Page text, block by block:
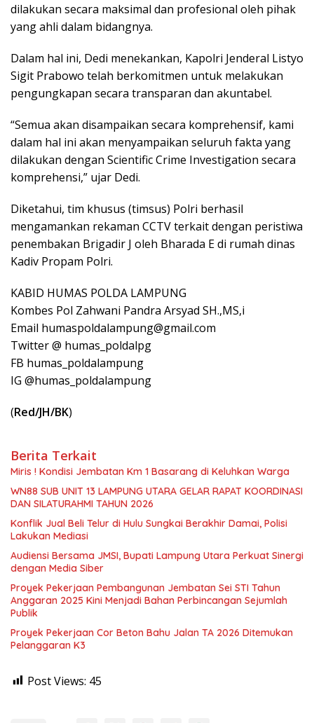
dilakukan secara maksimal dan profesional oleh pihak
yang ahli dalam bidangnya.
Dalam hal ini, Dedi menekankan, Kapolri Jenderal Listyo
Sigit Prabowo telah berkomitmen untuk melakukan
pengungkapan secara transparan dan akuntabel.
“Semua akan disampaikan secara komprehensif, kami
dalam hal ini akan menyampaikan seluruh fakta yang
dilakukan dengan Scientific Crime Investigation secara
komprehensi,” ujar Dedi.
Diketahui, tim khusus (timsus) Polri berhasil
mengamankan rekaman CCTV terkait dengan peristiwa
penembakan Brigadir J oleh Bharada E di rumah dinas
Kadiv Propam Polri.
KABID HUMAS POLDA LAMPUNG
Kombes Pol Zahwani Pandra Arsyad SH.,MS,i
Email humaspoldalampung@gmail.com
Twitter @ humas_poldalpg
FB humas_poldalampung
IG @humas_poldalampung
(Red/JH/BK)
Berita Terkait
Miris ! Kondisi Jembatan Km 1 Basarang di Keluhkan Warga
WN88 SUB UNIT 13 LAMPUNG UTARA GELAR RAPAT KOORDINASI
DAN SILATURAHMI TAHUN 2026
Konflik Jual Beli Telur di Hulu Sungkai Berakhir Damai, Polisi
Lakukan Mediasi
Audiensi Bersama JMSI, Bupati Lampung Utara Perkuat Sinergi
dengan Media Siber
Proyek Pekerjaan Pembangunan Jembatan Sei STI Tahun
Anggaran 2025 Kini Menjadi Bahan Perbincangan Sejumlah
Publik
Proyek Pekerjaan Cor Beton Bahu Jalan TA 2026 Ditemukan
Pelanggaran K3
Post Views: 45